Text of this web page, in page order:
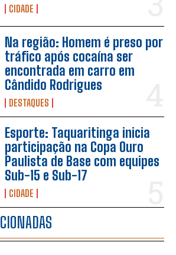
CIDADE
Na região: Homem é preso por
tráfico após cocaína ser
encontrada em carro em
Cândido Rodrigues
DESTAQUES
Esporte: Taquaritinga inicia
participação na Copa Ouro
Paulista de Base com equipes
Sub-15 e Sub-17
CIDADE